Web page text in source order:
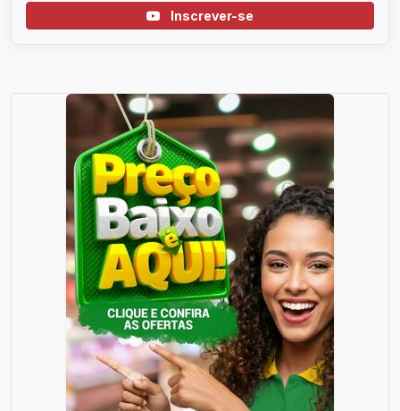
Inscrever-se